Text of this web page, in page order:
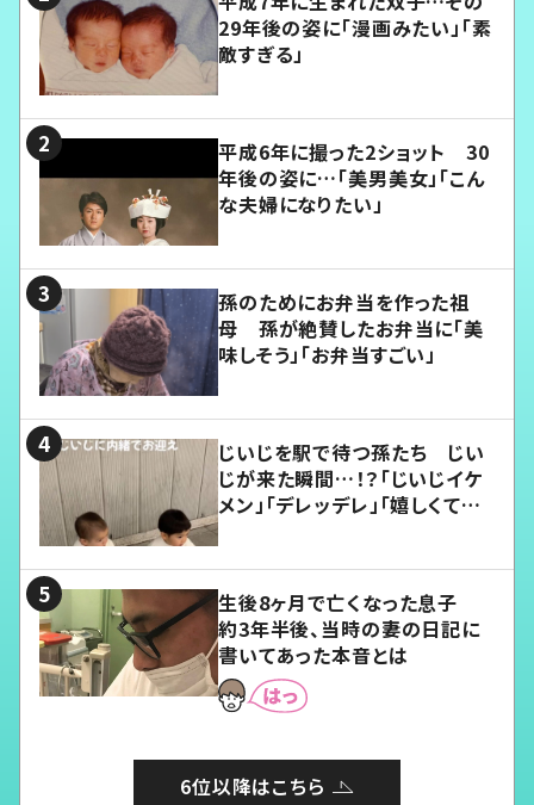
29年後の姿に「漫画みたい」「素
敵すぎる」
平成6年に撮った2ショット 30
年後の姿に…「美男美女」「こん
な夫婦になりたい」
孫のためにお弁当を作った祖
母 孫が絶賛したお弁当に「美
味しそう」「お弁当すごい」
じいじを駅で待つ孫たち じい
じが来た瞬間…！？「じいじイケ
メン」「デレッデレ」「嬉しくて可
生後8ヶ月で亡くなった息子
約3年半後、当時の妻の日記に
書いてあった本音とは
6位以降はこちら